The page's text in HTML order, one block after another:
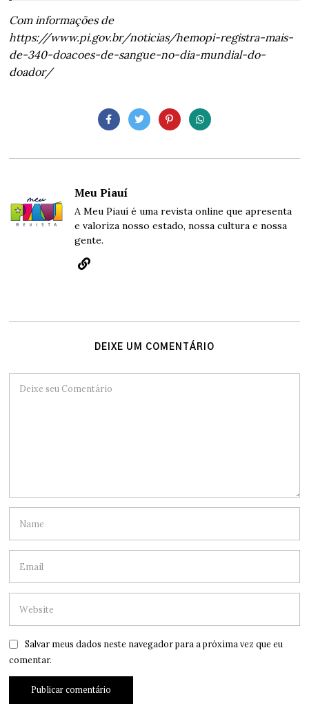
Com informações de
https://www.pi.gov.br/noticias/hemopi-registra-mais-
de-340-doacoes-de-sangue-no-dia-mundial-do-
doador/
Meu Piauí
A Meu Piauí é uma revista online que apresenta
e valoriza nosso estado, nossa cultura e nossa
gente.
DEIXE UM COMENTÁRIO
Salvar meus dados neste navegador para a próxima vez que eu
comentar.